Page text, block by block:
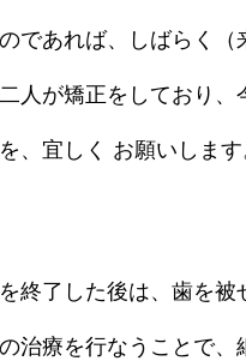
であれば、しばらく
人が矯正をしており
、宜しく お願いします
終了した後は、歯を被
治療を行なうことで、